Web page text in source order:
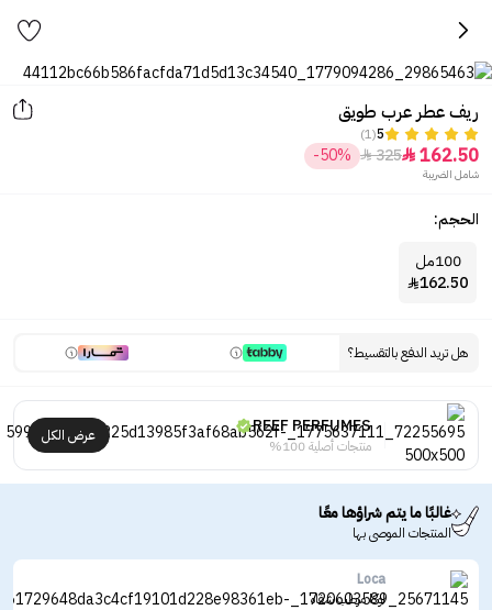
ريف عطر عرب طويق
5
(1)
162.50

325

-50%
شامل الضريبة
الحجم:
100مل
162.50

هل تريد الدفع بالتقسيط؟
REEF PERFUMES
منتجات أصلية 100%
عرض الكل
غالبًا ما يتم شراؤها معًا
المنتجات الموصى بها
Loca
لوكا مرطب شفاه